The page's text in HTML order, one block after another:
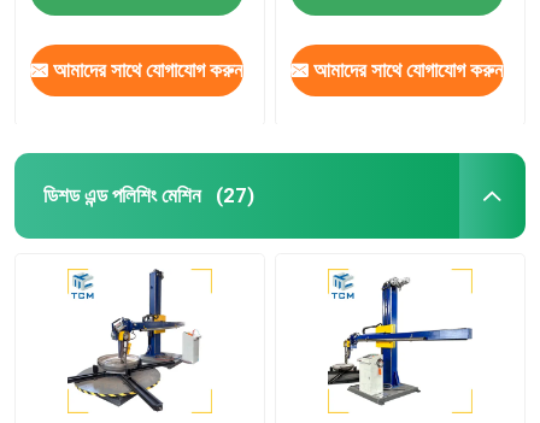
আমাদের সাথে যোগাযোগ করুন আমাদের সাথে যোগাযোগ করুন
ডিশড এন্ড পলিশিং মেশিন (27)